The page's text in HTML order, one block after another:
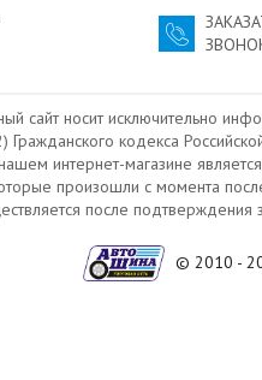
сайт носит исключительно
кодекса
интернет-магазине
произошли с момента
после
© 2010 -